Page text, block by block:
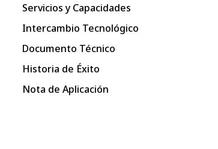
Servicios y Capacidades
Intercambio Tecnológico
Documento Técnico
Historia de Éxito
Nota de Aplicación